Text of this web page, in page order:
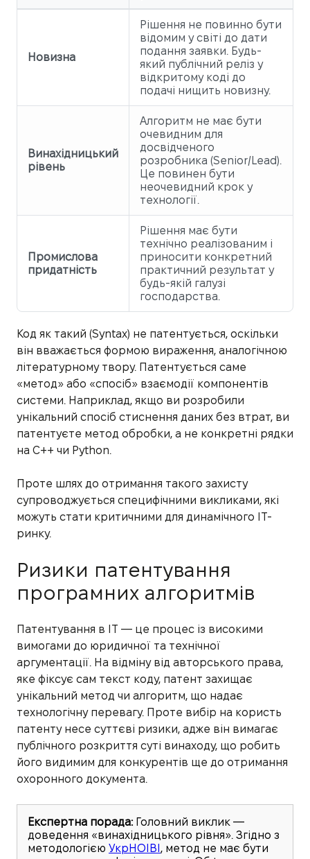
Новизна
Рішення не повинно бути
відомим у світі до дати
подання заявки. Будь-
який публічний реліз у
відкритому коді до
подачі нищить новизну.
Винахідницький
рівень
Алгоритм не має бути
очевидним для
досвідченого
розробника (Senior/Lead).
Це повинен бути
неочевидний крок у
технології.
Промислова
придатність
Рішення має бути
технічно реалізованим і
приносити конкретний
практичний результат у
будь-якій галузі
господарства.
Код як такий (Syntax) не патентується, оскільки
він вважається формою вираження, аналогічною
літературному твору. Патентується саме
«метод» або «спосіб» взаємодії компонентів
системи. Наприклад, якщо ви розробили
унікальний спосіб стиснення даних без втрат, ви
патентуєте метод обробки, а не конкретні рядки
на C++ чи Python.
Проте шлях до отримання такого захисту
супроводжується специфічними викликами, які
можуть стати критичними для динамічного IT-
ринку.
Ризики патентування
програмних алгоритмів
Патентування в IT — це процес із високими
вимогами до юридичної та технічної
аргументації. На відміну від авторського права,
яке фіксує сам текст коду, патент захищає
унікальний метод чи алгоритм, що надає
технологічну перевагу. Проте вибір на користь
патенту несе суттєві ризики, адже він вимагає
публічного розкриття суті винаходу, що робить
його видимим для конкурентів ще до отримання
охоронного документа.
Експертна порада:Головний виклик —
доведення «винахідницького рівня». Згідно з
методологією УкрНОІВІ , метод не має бути